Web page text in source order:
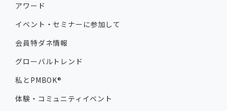
アワード
イベント・セミナーに参加して
会員特ダネ情報
グローバルトレンド
私とPMBOK®
体験・コミュニティイベント